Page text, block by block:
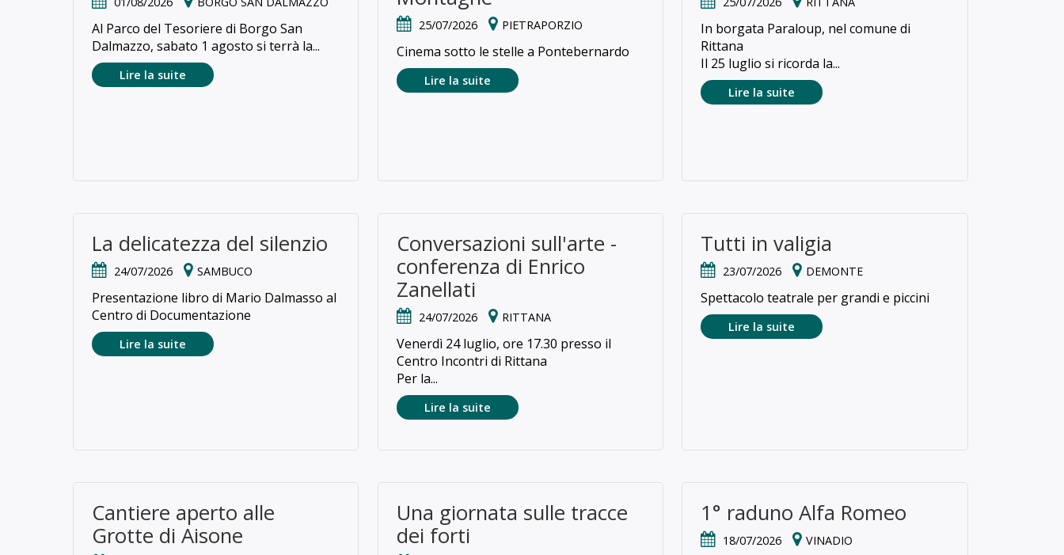
Al Parco del Tesoriere di Borgo San
Dalmazzo, sabato 1 agosto si terrà la...
Lire la suite
25/07/2026 PIETRAPORZIO
Cinema sotto le stelle a Pontebernardo
Lire la suite
In borgata Paraloup, nel comune di
Rittana
Il 25 luglio si ricorda la...
Lire la suite
La delicatezza del silenzio
24/07/2026 SAMBUCO
Presentazione libro di Mario Dalmasso al
Centro di Documentazione
Lire la suite
Conversazioni sull'arte -
conferenza di Enrico
Zanellati
24/07/2026 RITTANA
Venerdì 24 luglio, ore 17.30 presso il
Centro Incontri di Rittana
Per la...
Lire la suite
Tutti in valigia
23/07/2026 DEMONTE
Spettacolo teatrale per grandi e piccini
Lire la suite
Cantiere aperto alle
Grotte di Aisone
Una giornata sulle tracce
dei forti
1° raduno Alfa Romeo
18/07/2026 VINADIO